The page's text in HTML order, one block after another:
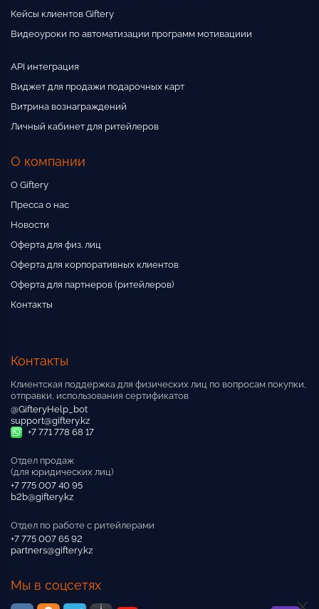
Кейсы клиентов Giftery
Видеоуроки по автоматизации программ мотивациии
API интеграция
Виджет для продажи подарочных карт
Витрина вознаграждений
Личный кабинет для ритейлеров
О компании
О Giftery
Пресса о нас
Новости
Оферта для физ. лиц
Оферта для корпоративных клиентов
Оферта для партнеров (ритейлеров)
Контакты
Контакты
Клиентская поддержка для физических лиц по вопросам покупки,
отправки, использования сертификатов
@GifteryHelp_bot
support@giftery.kz
+7 771 778 68 17
Отдел продаж
(для юридических лиц)
+7 775 007 40 95
b2b@giftery.kz
Отдел по работе с ритейлерами
+7 775 007 65 92
partners@giftery.kz
Мы в соцсетях